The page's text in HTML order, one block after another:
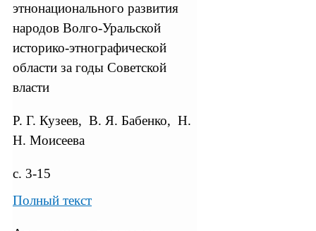
этнонационального развития
народов Волго-Уральской
историко-этнографической
области за годы Советской
власти
Р. Г. Кузеев, В. Я. Бабенко, Н.
Н. Моисеева
с. 3-15
Полный текст